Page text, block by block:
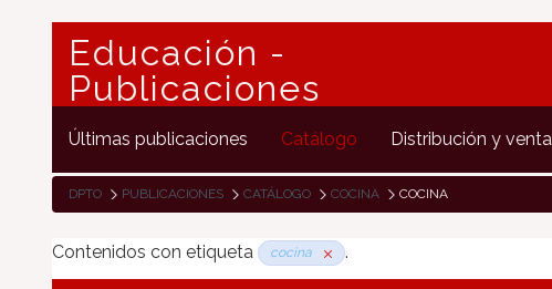
Educación -
Publicaciones
Últimas publicaciones Catálogo Distribución y venta
DPTO PUBLICACIONES CATÁLOGO COCINA COCINA
Contenidos con etiqueta cocina .